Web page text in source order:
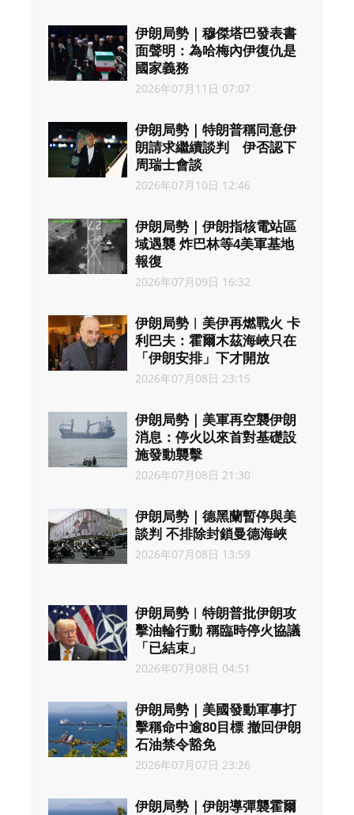
伊朗局勢｜穆傑塔巴發表書
面聲明：為哈梅內伊復仇是
國家義務
2026年07月11日 07:07
伊朗局勢｜特朗普稱同意伊
朗請求繼續談判 伊否認下
周瑞士會談
2026年07月10日 12:46
伊朗局勢｜伊朗指核電站區
域遇襲 炸巴林等4美軍基地
報復
2026年07月09日 16:32
伊朗局勢︱美伊再燃戰火 卡
利巴夫：霍爾木茲海峽只在
「伊朗安排」下才開放
2026年07月08日 23:15
伊朗局勢｜美軍再空襲伊朗
消息：停火以來首對基礎設
施發動襲擊
2026年07月08日 21:30
伊朗局勢｜德黑蘭暫停與美
談判 不排除封鎖曼德海峽
2026年07月08日 13:59
伊朗局勢︱特朗普批伊朗攻
擊油輪行動 稱臨時停火協議
「已結束」
2026年07月08日 04:51
伊朗局勢｜美國發動軍事打
擊稱命中逾80目標 撤回伊朗
石油禁令豁免
2026年07月07日 23:26
伊朗局勢｜伊朗導彈襲霍爾